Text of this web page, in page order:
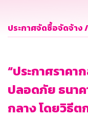
ประกาศจัดซื้อจัดจ้าง
“ประกาศราคา
ปลอดภัย ธนา
กลาง โดยวิธีต